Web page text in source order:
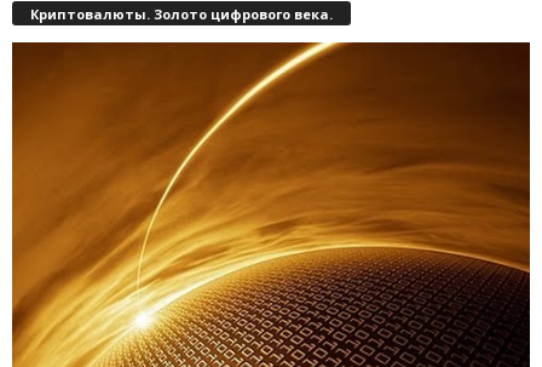
Криптовалюты. Золото цифрового века.